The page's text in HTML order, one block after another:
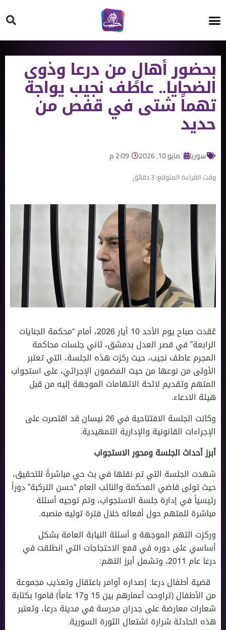
بحضور أهالٍ من درعا وذوي
الضحايا.. عاطف نجيب يواجه
تهماً شتى في قفص من
حديد
سوريا مايو 10, 2026 2:09 م
وقت القراءة المتوقع:3دقائق
عُقدت صباح يوم الأحد 10 أيار 2026، أمام “محكمة الجنايات
الرابعة” في قصر العدل بدمشق، ثاني جلسات محاكمة
المجرم عاطف نجيب، حيث ركزت هذه الجلسة، التي تعتبر
الأولى من نوعها من حيث المضمون الإجرائي، على استجواب
المتهم وتقديم لائحة الاتهامات الموجهة إليه من قبل
هيئة الادعاء.
وكانت الجلسة الافتتاحية في 26 نيسان قد اقتصرت على
الإجراءات القانونية والإدارية التمهيدية.
أبرز أحداث الجلسة ومحور الاستجواب
شهدت الجلسة التي تم نقلها في بث حي مباشرةً للتحقيق،
حيث تولى قاضي المحكمة والنائب العام “حسن التركبة” دوراً
رئيسياً في إدارة جلسة الاستجواب، وتم توجيه أسئلة
مباشرة للمتهم حول أفعاله خلال فترة توليه منصبه.
وركزت التهم الموجهة و أسئلة النيابة العامة بشكل
أساسي على دوره في قمع الاحتجاجات التي انطلقت في
درعا عام 2011، وتشمل أبرز التهم:
· قضية أطفال درعا: إصداره أوامر باعتقال وتعذيب مجموعة
من الأطفال (تراوحت أعمارهم بين 15 و17 عاماً) قاموا بكتابة
شعارات معارضة على جدران مدرسة في مدينة درعا، وتعتبر
هذه الحادثة شرارة اشتعال الثورة السورية.